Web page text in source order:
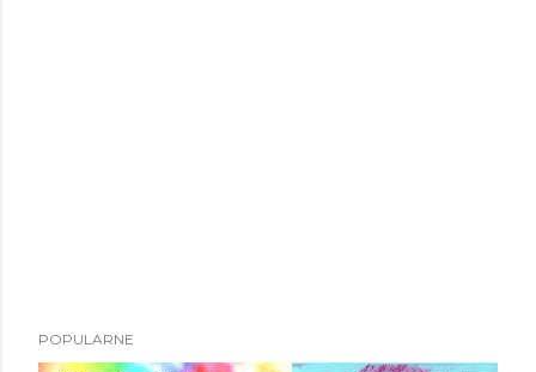
POPULARNE